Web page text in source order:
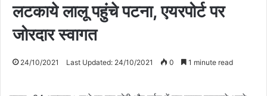
लटकाये लालू पहुंचे पटना, एयरपोर्ट पर
जोरदार स्वागत
24/10/2021 Last Updated: 24/10/2021 0 1 minute read